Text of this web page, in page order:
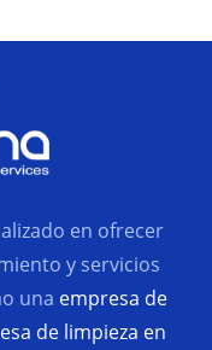
en ofrecer
y servicios
una empresa de
de limpieza en